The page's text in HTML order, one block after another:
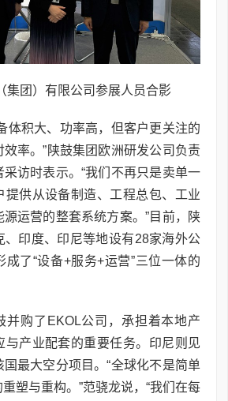
集团）有限公司参展人员合影
体积大、功率高，但客户更关注的
率。”陕鼓集团欧洲研发公司负责
采访时表示。“我们不再只是卖单一
提供从设备制造、工程总包、工业
运营的整套系统方案。”目前，陕
、印度、印尼等地设有28家海外公
成了“设备+服务+运营”三位一体的
并购了EKOL公司，承担着本地产
与产业配套的重要任务。印尼则见
最大空分项目。“全球化不是简单
塑与重构。”范骁龙说，“我们在每